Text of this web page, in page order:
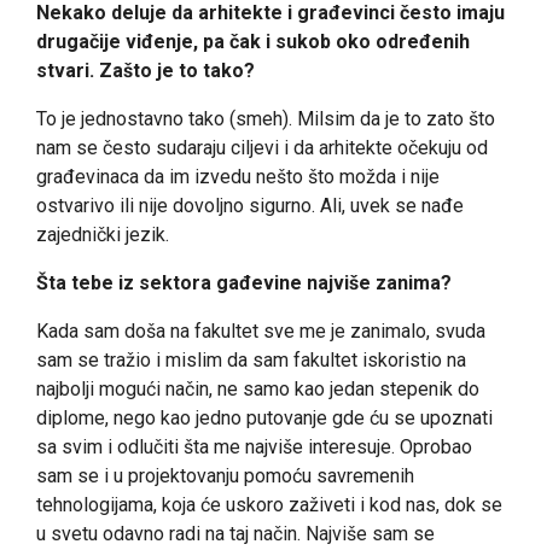
Nekako deluje da arhitekte i građevinci često imaju
drugačije viđenje, pa čak i sukob oko određenih
stvari. Zašto je to tako?
To je jednostavno tako (smeh). Milsim da je to zato što
nam se često sudaraju ciljevi i da arhitekte očekuju od
građevinaca da im izvedu nešto što možda i nije
ostvarivo ili nije dovoljno sigurno. Ali, uvek se nađe
zajednički jezik.
Šta tebe iz sektora gađevine najviše zanima?
Kada sam doša na fakultet sve me je zanimalo, svuda
sam se tražio i mislim da sam fakultet iskoristio na
najbolji mogući način, ne samo kao jedan stepenik do
diplome, nego kao jedno putovanje gde ću se upoznati
sa svim i odlučiti šta me najviše interesuje. Oprobao
sam se i u projektovanju pomoću savremenih
tehnologijama, koja će uskoro zaživeti i kod nas, dok se
u svetu odavno radi na taj način. Najviše sam se